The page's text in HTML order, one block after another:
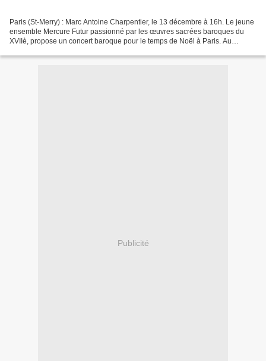
Paris (St-Merry) : Marc Antoine Charpentier, le 13 décembre à 16h. Le jeune
ensemble Mercure Futur passionné par les œuvres sacrées baroques du
XVIIè, propose un concert baroque pour le temps de Noël à Paris. Au
Publicité